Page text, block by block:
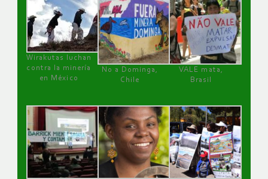
Wirakutas luchan
contra la minería
en México
No a Dominga,
Chile
VALE mata,
Brasil